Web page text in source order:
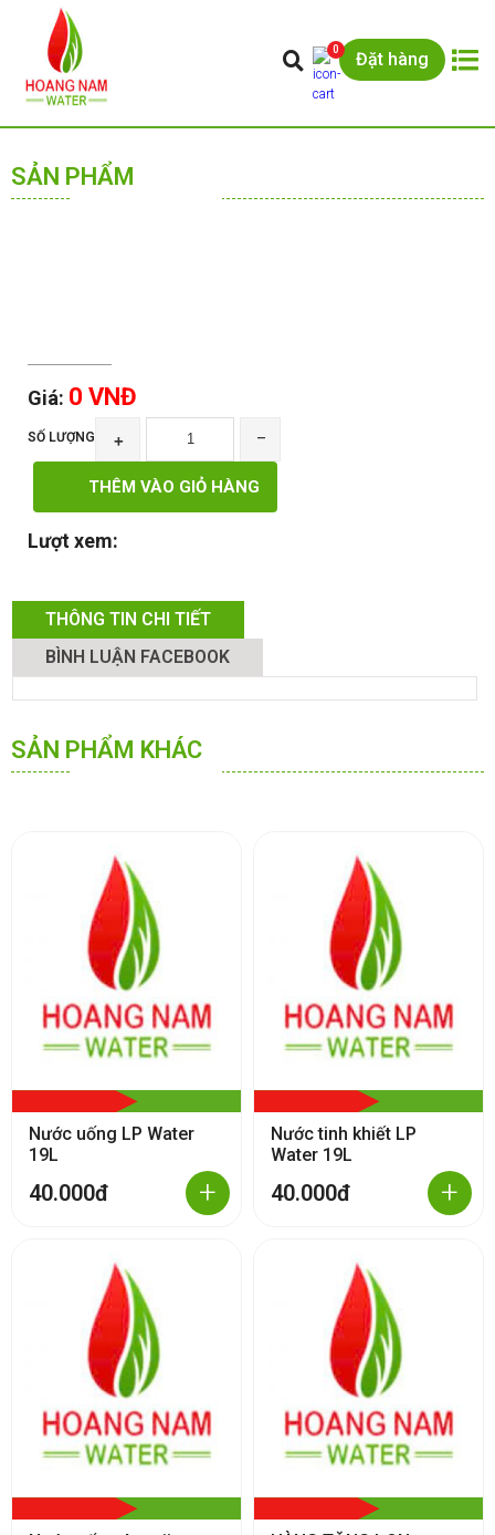
0 Đặt hàng
SẢN PHẨM
Giá: 0 VNĐ
SỐ LƯỢNG + ‾
THÊM VÀO GIỎ HÀNG
Lượt xem:
THÔNG TIN CHI TIẾT
BÌNH LUẬN FACEBOOK
SẢN PHẨM KHÁC
Nước uống LP Water
19L
40.000đ +
Nước tinh khiết LP
Water 19L
40.000đ +